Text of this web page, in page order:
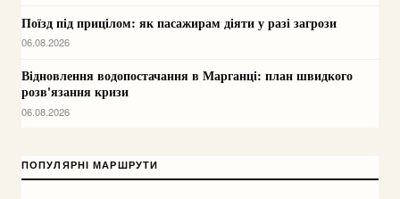
Поїзд під прицілом: як пасажирам діяти у разі загрози
06.08.2026
Відновлення водопостачання в Марганці: план швидкого
розв'язання кризи
06.08.2026
ПОПУЛЯРНІ МАРШРУТИ